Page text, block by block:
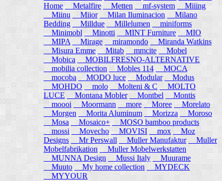
Home Metalfire Metten mf-system
Miiing
Miinu
Miior Milan Iluminacion
Milano
Bedding
Milldue Millelumen
miniforms
Minimobl Minotti MINT Furniture
MIO
MIPA
Mirage miramondo
Miranda Watkins
Misura Emme
Mitab mmcite
Mobel
Mobica
MOBILFRESNO-ALTERNATIVE
mobilia collection
Mobles 114
MOCA
mocoba
MODO luce Modular
Modus
MOHDO
molo Molteni & C
MOLTO
LUCE
Montana Mobler Montbel
Montis
moooi
Moormann more Moree
Morelato
Morgen
Morita Aluminum Morizza
Moroso
Mosa
Mosaico+
MOSO bamboo products
mossi
Movecho MOVISI mox
Moz
Designs
Mr Perswall Muller Manufaktur
Muller
Mobelfabrikation
Muller Mobelwerkstatten
MUNNA Design
Mussi Italy
Muurame
Muuto My home collection
MYDECK
MYYOUR